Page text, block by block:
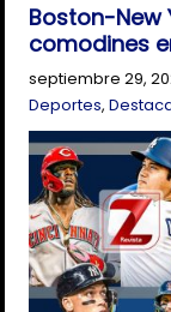
Boston-New
comodines
septiembre 29,
Deportes,